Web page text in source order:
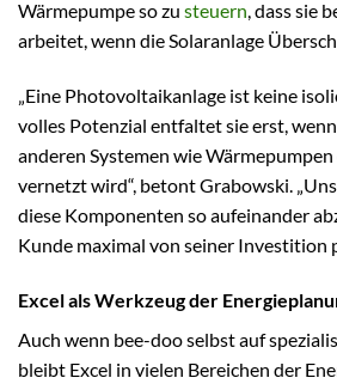
Wärmepumpe so zu steuern, dass sie
arbeitet, wenn die Solaranlage
„Eine Photovoltaikanlage ist keine
volles Potenzial entfaltet sie erst,
anderen Systemen wie
vernetzt wird“, betont Grabowski.
diese Komponenten so aufeinander
Kunde maximal von seiner Investition
Excel als Werkzeug der
Auch wenn bee-doo selbst auf
bleibt Excel in vielen Bereichen der